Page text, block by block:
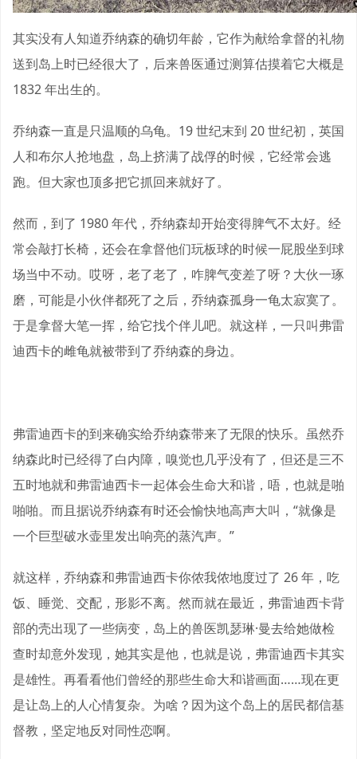
其实没有人知道乔纳森的确切年龄，它作为献给拿督的礼物
送到岛上时已经很大了，后来兽医通过测算估摸着它大概是
1832 年出生的。
乔纳森一直是只温顺的乌龟。19 世纪末到 20 世纪初，英国
人和布尔人抢地盘，岛上挤满了战俘的时候，它经常会逃
跑。但大家也顶多把它抓回来就好了。
然而，到了 1980 年代，乔纳森却开始变得脾气不太好。经
常会敲打长椅，还会在拿督他们玩板球的时候一屁股坐到球
场当中不动。哎呀，老了老了，咋脾气变差了呀？大伙一琢
磨，可能是小伙伴都死了之后，乔纳森孤身一龟太寂寞了。
于是拿督大笔一挥，给它找个伴儿吧。就这样，一只叫弗雷
迪西卡的雌龟就被带到了乔纳森的身边。
弗雷迪西卡的到来确实给乔纳森带来了无限的快乐。虽然乔
纳森此时已经得了白内障，嗅觉也几乎没有了，但还是三不
五时地就和弗雷迪西卡一起体会生命大和谐，唔，也就是啪
啪啪。而且据说乔纳森有时还会愉快地高声大叫，“就像是
一个巨型破水壶里发出响亮的蒸汽声。”
就这样，乔纳森和弗雷迪西卡你侬我侬地度过了 26 年，吃
饭、睡觉、交配，形影不离。然而就在最近，弗雷迪西卡背
部的壳出现了一些病变，岛上的兽医凯瑟琳·曼去给她做检
查时却意外发现，她其实是他，也就是说，弗雷迪西卡其实
是雄性。再看看他们曾经的那些生命大和谐画面……现在更
是让岛上的人心情复杂。为啥？因为这个岛上的居民都信基
督教，坚定地反对同性恋啊。